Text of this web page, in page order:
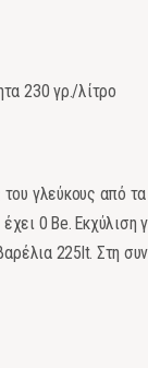
230 γρ./λίτρο
γλεύκους από
0 Be. Εκχύλιση
225lt. Στη